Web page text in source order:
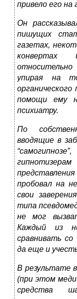
привело его на
Он
пишущих
газетах,
конвертах
упирая на
органического
помощи ему
психиатру.
По
вводящие в
пробовал на
свои
типа
не мог
Каждый из
сравнивать
да еще и
В результате
(при этом
средства